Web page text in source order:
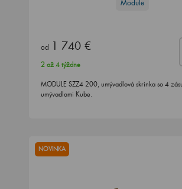
Module
od 1 740 €
2 až 4 týždne
MODULE SZZ4 200, umývadlová skrinka so 4
umývadlami Kube.
NOVINKA